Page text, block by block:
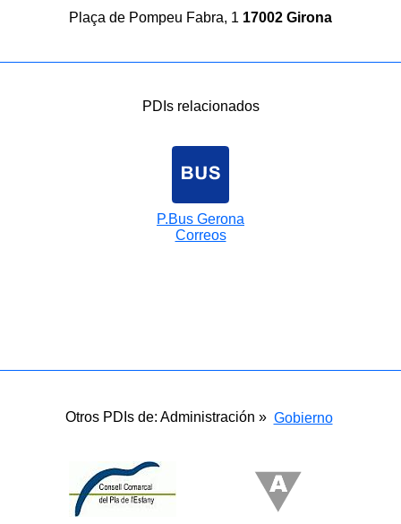
Plaça de Pompeu Fabra, 1 17002 Girona
PDIs relacionados
P.Bus Gerona
Correos
Otros PDIs de: Administración » Gobierno